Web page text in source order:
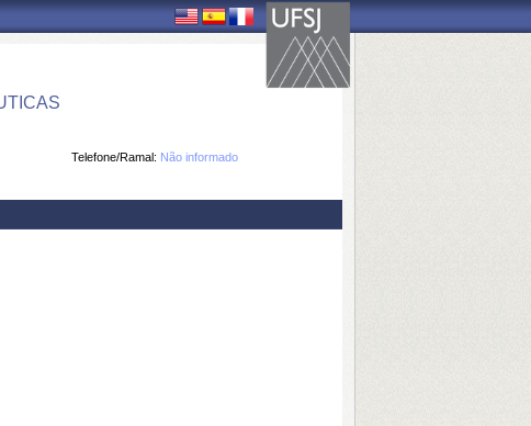
Telefone/Ramal: Não informado